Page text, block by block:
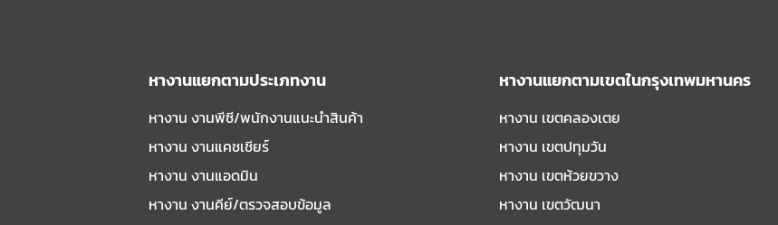
หางานแยกตามประเภทงาน
หางาน งานพีซี/พนักงานแนะนําสินค้า
หางาน งานแคชเชียร์
หางาน งานแอดมิน
หางาน งานคีย์/ตรวจสอบข้อมูล
หางานแยกตามเขตในกรุงเทพมหานคร
หางาน เขตคลองเตย
หางาน เขตปทุมวัน
หางาน เขตห้วยขวาง
หางาน เขตวัฒนา